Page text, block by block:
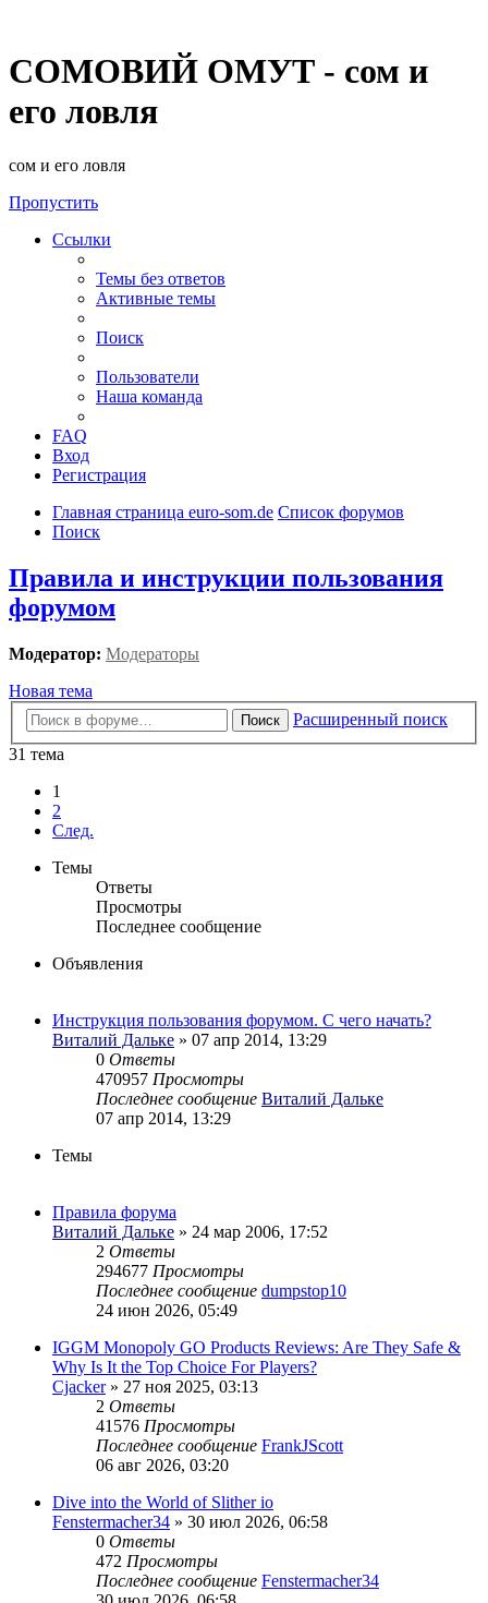
СОМОВИЙ ОМУТ - сом и
его ловля
сом и его ловля
Пропустить
Ссылки
Темы без ответов
Активные темы
Поиск
Пользователи
Наша команда
FAQ
Вход
Регистрация
Главная страница euro-som.de Список форумов
Поиск
Правила и инструкции пользования
форумом
Модератор: Модераторы
Новая тема
Поиск
Расширенный поиск
31 тема
1
2
След.
Темы
Ответы
Просмотры
Последнее сообщение
Объявления
Инструкция пользования форумом. С чего начать?
Виталий Дальке » 07 апр 2014, 13:29
0 Ответы
470957 Просмотры
Последнее сообщение Виталий Дальке
07 апр 2014, 13:29
Темы
Правила форума
Виталий Дальке » 24 мар 2006, 17:52
2 Ответы
294677 Просмотры
Последнее сообщение dumpstop10
24 июн 2026, 05:49
IGGM Monopoly GO Products Reviews: Are They Safe &
Why Is It the Top Choice For Players?
Cjacker» 27 ноя 2025, 03:13
2 Ответы
41576 Просмотры
Последнее сообщение FrankJScott
06 авг 2026, 03:20
Dive into the World of Slither io
Fenstermacher34 » 30 июл 2026, 06:58
0 Ответы
472 Просмотры
Последнее сообщение Fenstermacher34